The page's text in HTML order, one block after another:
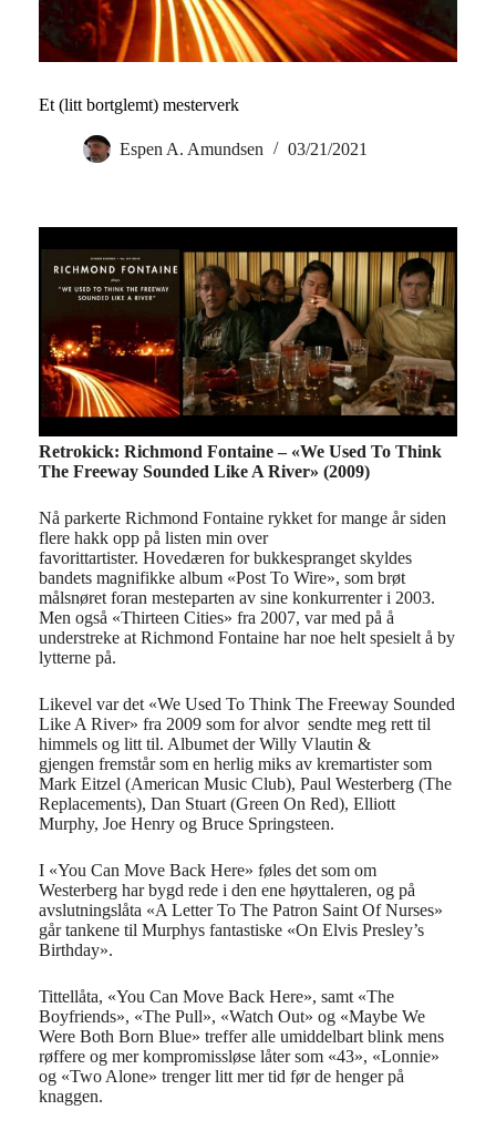
Et (litt bortglemt) mesterverk
Espen A. Amundsen 03/21/2021
Retrokick: Richmond Fontaine – «We Used To Think
The Freeway Sounded Like A River» (2009)
Nå parkerte Richmond Fontaine rykket for mange år siden
flere hakk opp på listen min over
favorittartister. Hovedæren for bukkespranget skyldes
bandets magnifikke album «Post To Wire», som brøt
målsnøret foran mesteparten av sine konkurrenter i 2003.
Men også «Thirteen Cities» fra 2007, var med på å
understreke at Richmond Fontaine har noe helt spesielt å by
lytterne på.
Likevel var det «We Used To Think The Freeway Sounded
Like A River» fra 2009 som for alvor sendte meg rett til
himmels og litt til. Albumet der Willy Vlautin &
gjengen fremstår som en herlig miks av kremartister som
Mark Eitzel (American Music Club), Paul Westerberg (The
Replacements), Dan Stuart (Green On Red), Elliott
Murphy, Joe Henry og Bruce Springsteen.
I «You Can Move Back Here» føles det som om
Westerberg har bygd rede i den ene høyttaleren, og på
avslutningslåta «A Letter To The Patron Saint Of Nurses»
går tankene til Murphys fantastiske «On Elvis Presley’s
Birthday».
Tittellåta, «You Can Move Back Here», samt «The
Boyfriends», «The Pull», «Watch Out» og «Maybe We
Were Both Born Blue» treffer alle umiddelbart blink mens
røffere og mer kompromissløse låter som «43», «Lonnie»
og «Two Alone» trenger litt mer tid før de henger på
knaggen.